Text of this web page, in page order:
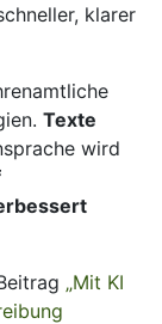
klarer
Texte
wird
„Mit KI